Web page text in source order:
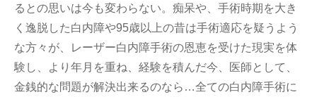
るとの思いは今も変わらない。痴呆や、手術時期を大き
く逸脱した白内障や95歳以上の昔は手術適応を疑うよう
な方々が、レーザー白内障手術の恩恵を受けた現実を体
験し、より年月を重ね、経験を積んだ今、医師として、
金銭的な問題が解決出来るのなら…全ての白内障手術に